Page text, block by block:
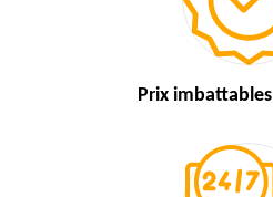
Prix imbattables